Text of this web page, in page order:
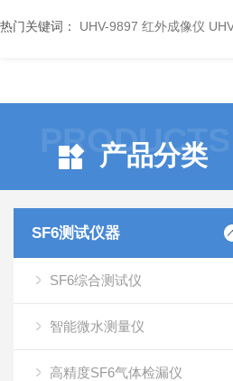
热门关键词： UHV-9897 红外成像仪
PRODUCTS
产品分类
SF6测试仪器
SF6综合测试仪
智能微水测量仪
高精度SF6气体检漏仪